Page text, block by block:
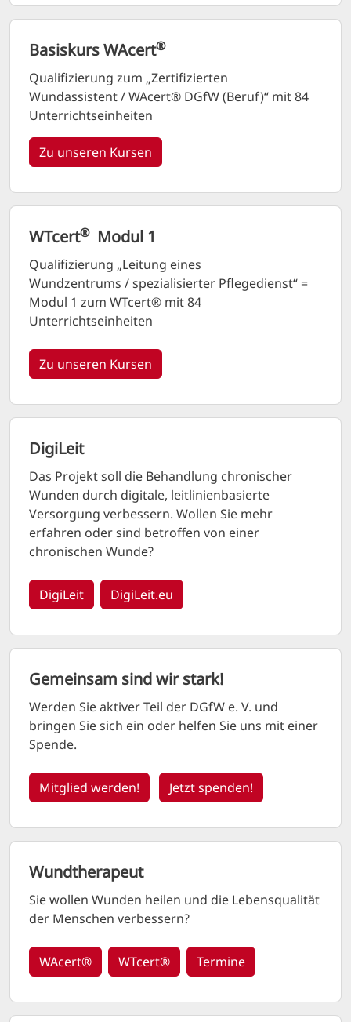
Basiskurs WAcert®
Qualifizierung zum „Zertifizierten
Wundassistent / WAcert® DGfW (Beruf)“ mit 84
Unterrichtseinheiten
Zu unseren Kursen
WTcert®Modul 1
Qualifizierung „Leitung eines
Wundzentrums / spezialisierter Pflegedienst“ =
Modul 1 zum WTcert® mit 84
Unterrichtseinheiten
Zu unseren Kursen
DigiLeit
Das Projekt soll die Behandlung chronischer
Wunden durch digitale, leitlinienbasierte
Versorgung verbessern. Wollen Sie mehr
erfahren oder sind betroffen von einer
chronischen Wunde?
DigiLeit DigiLeit.eu
Gemeinsam sind wir stark!
Werden Sie aktiver Teil der DGfW e. V. und
bringen Sie sich ein oder helfen Sie uns mit einer
Spende.
Mitglied werden! Jetzt spenden!
Wundtherapeut
Sie wollen Wunden heilen und die Lebensqualität
der Menschen verbessern?
WAcert® WTcert® Termine